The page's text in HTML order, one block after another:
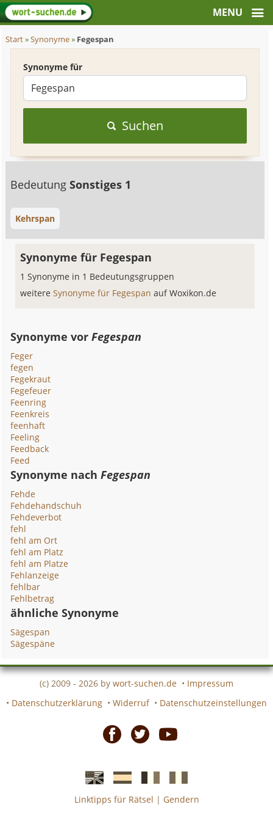
Start»Synonyme» Fegespan
Synonyme für
Suchen
BedeutungSonstiges 1
Kehrspan
Synonyme für Fegespan
1 Synonyme in 1 Bedeutungsgruppen
weitereSynonyme für Fegespanauf Woxikon.de
Synonyme vorFegespan
Feger
fegen
Fegekraut
Fegefeuer
Feenring
Feenkreis
feenhaft
Feeling
Feedback
Feed
Synonyme nachFegespan
Fehde
Fehdehandschuh
Fehdeverbot
fehl
fehl am Ort
fehl am Platz
fehl am Platze
Fehlanzeige
fehlbar
Fehlbetrag
ähnliche Synonyme
Sägespan
Sägespäne
(c) 2009 - 2026 by wort-suchen.de • Impressum
• Datenschutzerklärung • Widerruf • Datenschutzeinstellungen
EnglischeSpanischefranzösicheitalienische
Linktipps für Rätsel | Gendern